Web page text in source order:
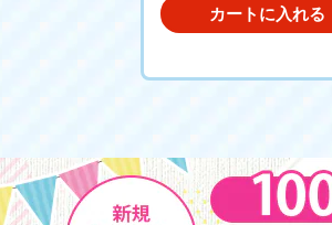
カートに入れる